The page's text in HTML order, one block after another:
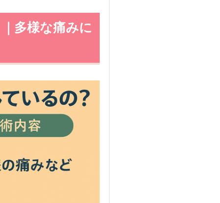
多様な痛みに